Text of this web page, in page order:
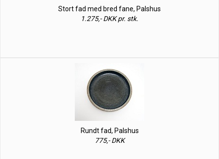
Stort fad med bred fane, Palshus
1.275,- DKK pr. stk.
Rundt fad, Palshus
775,- DKK